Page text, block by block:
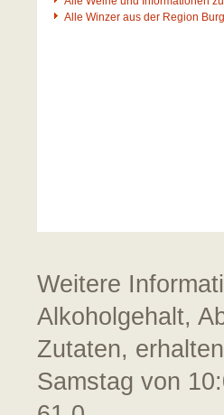
Alle Winzer aus der Region
Weitere
Alkoholgehalt,
Zutaten,
Samstag von